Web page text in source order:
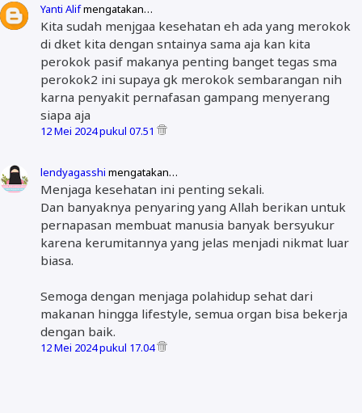
Yanti Alifmengatakan…
Kita sudah menjgaa kesehatan eh ada yang merokok
di dket kita dengan sntainya sama aja kan kita
perokok pasif makanya penting banget tegas sma
perokok2 ini supaya gk merokok sembarangan nih
karna penyakit pernafasan gampang menyerang
siapa aja
12 Mei 2024 pukul 07.51
lendyagasshi mengatakan…
Menjaga kesehatan ini penting sekali.
Dan banyaknya penyaring yang Allah berikan untuk
pernapasan membuat manusia banyak bersyukur
karena kerumitannya yang jelas menjadi nikmat luar
biasa.
Semoga dengan menjaga polahidup sehat dari
makanan hingga lifestyle, semua organ bisa bekerja
dengan baik.
12 Mei 2024 pukul 17.04